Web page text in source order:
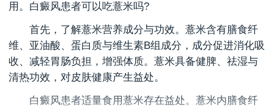
用。白癜风患者可以吃薏米吗?
首先，了解薏米营养成分与功效。薏米含有膳食纤
维、亚油酸、蛋白质与维生素B组成分，成分促进消化吸
收、减轻胃肠负担，增强体质。薏米具备健脾、祛湿与
清热功效，对皮肤健康产生益处。
白癜风患者适量食用薏米存在益处。薏米内膳食纤